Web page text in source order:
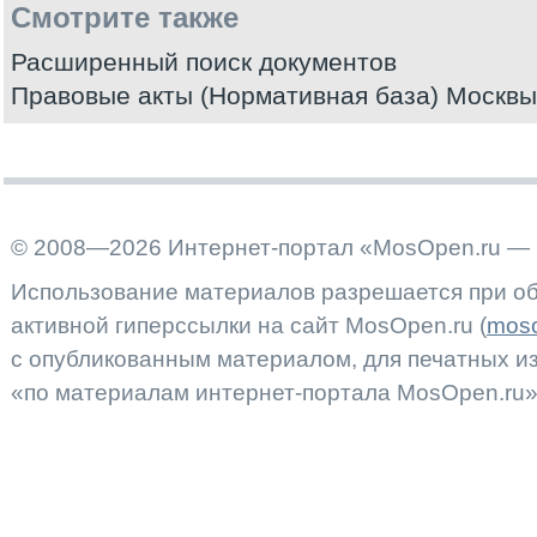
Смотрите также
Расширенный поиск документов
Правовые акты (Нормативная база) Москвы
© 2008—2026 Интернет-портал «MosOpen.ru —
Использование материалов разрешается при
активной гиперссылки на сайт MosOpen.ru (
с опубликованным материалом, для печатных
«по материалам интернет-портала